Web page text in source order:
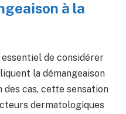
à la
de considérer
la démangeaison
des cas, cette sensation
dermatologiques